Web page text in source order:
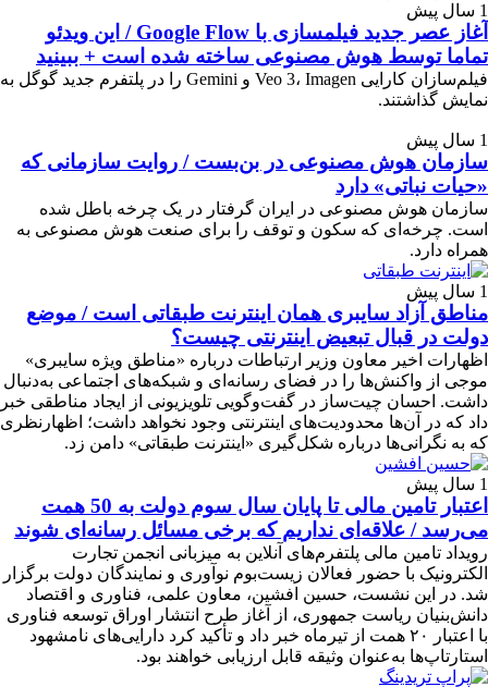
1 سال پیش
آغاز عصر جدید فیلمسازی با Google Flow / این ویدئو
تماما توسط هوش مصنوعی ساخته شده است + ببینید
فیلم‌سازان کارایی Veo 3، Imagen و Gemini را در پلتفرم جدید گوگل به
نمایش گذاشتند.
1 سال پیش
سازمان هوش مصنوعی در بن‌بست / روایت سازمانی که
«حیات نباتی» دارد
سازمان هوش مصنوعی در ایران گرفتار در یک چرخه باطل شده
است. چرخه‌ای که سکون و توقف را برای صنعت هوش مصنوعی به
همراه دارد.
1 سال پیش
مناطق آزاد سایبری همان اینترنت طبقاتی است / موضع
دولت در قبال تبعیض اینترنتی چیست؟
اظهارات اخیر معاون وزیر ارتباطات درباره «مناطق ویژه سایبری»
موجی از واکنش‌ها را در فضای رسانه‌ای و شبکه‌های اجتماعی به‌دنبال
داشت. احسان چیت‌ساز در گفت‌وگویی تلویزیونی از ایجاد مناطقی خبر
داد که در آن‌ها محدودیت‌های اینترنتی وجود نخواهد داشت؛ اظهارنظری
که به نگرانی‌ها درباره شکل‌گیری «اینترنت طبقاتی» دامن زد.
1 سال پیش
اعتبار تامین مالی تا پایان سال سوم دولت به 50 همت
می‌رسد / علاقه‌ای نداریم که برخی مسائل رسانه‌ای شوند
رویداد تامین مالی پلتفرم‌های آنلاین به میزبانی انجمن تجارت
الکترونیک با حضور فعالان زیست‌بوم نوآوری و نمایندگان دولت برگزار
شد. در این نشست، حسین افشین، معاون علمی، فناوری و اقتصاد
دانش‌بنیان ریاست جمهوری، از آغاز طرح انتشار اوراق توسعه فناوری
با اعتبار ۲۰ همت از تیرماه خبر داد و تأکید کرد دارایی‌های نامشهود
استارتاپ‌ها به‌عنوان وثیقه قابل ارزیابی خواهند بود.